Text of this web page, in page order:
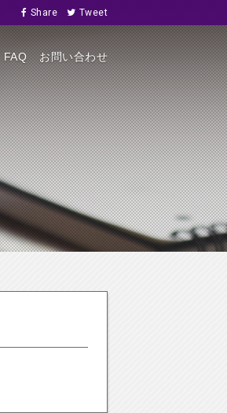
Share Tweet
FAQ お問い合わせ